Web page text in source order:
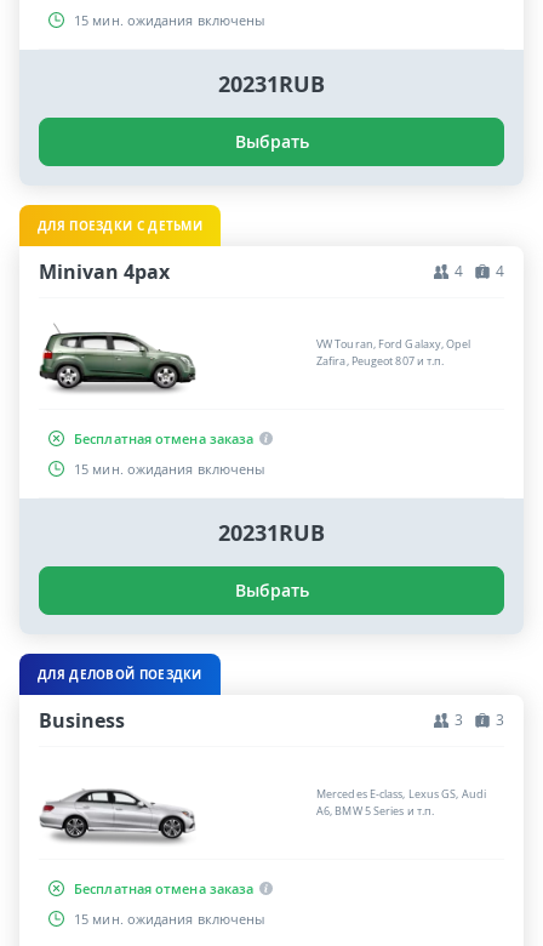
15 мин. ожидания включены
20231RUB
Выбрать
ДЛЯ ПОЕЗДКИ С ДЕТЬМИ
Minivan 4pax 4 4
VW Touran, Ford Galaxy, Opel
Zafira, Peugeot 807 и т.п.
Бесплатная отмена заказа
15 мин. ожидания включены
20231RUB
Выбрать
ДЛЯ ДЕЛОВОЙ ПОЕЗДКИ
Business 3 3
Mercedes E-class, Lexus GS, Audi
A6, BMW 5 Series и т.п.
Бесплатная отмена заказа
15 мин. ожидания включены